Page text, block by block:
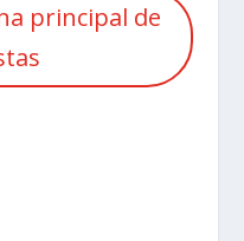
principal de